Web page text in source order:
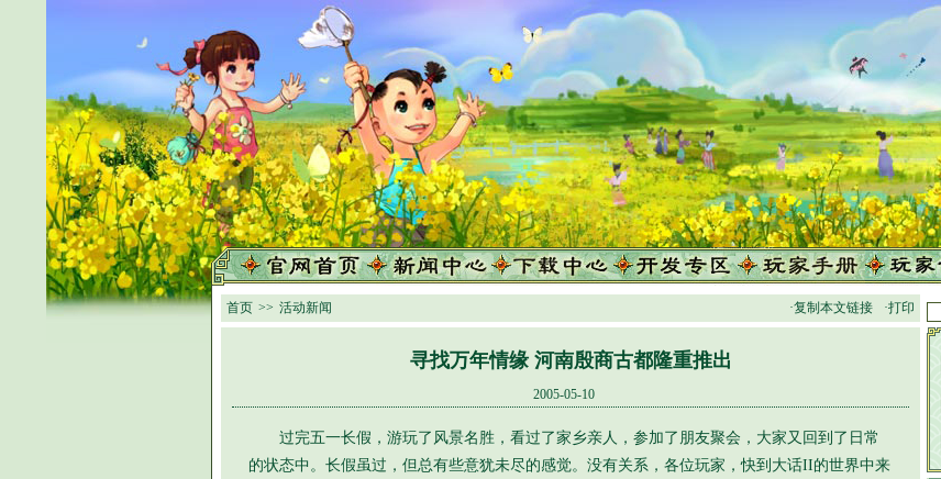
·复制本文链接 ·打印
首页 >> 活动新闻
寻找万年情缘 河南殷商古都隆重推出
2005-05-10
过完五一长假，游玩了风景名胜，看过了家乡亲人，参加了朋友聚会，大家又回到了日常
的状态中。长假虽过，但总有些意犹未尽的感觉。没有关系，各位玩家，快到大话II的世界中来